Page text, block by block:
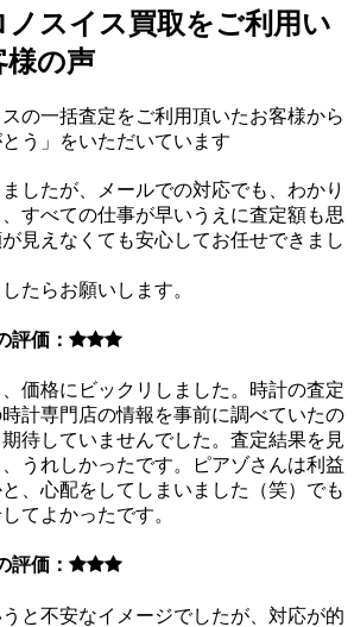
ノスイス買取をご利用い
様の声
の一括査定をご利用頂いたお客様から
う」をいただいています
したが、メールでの対応でも、わかり
すべての仕事が早いうえに査定額も思
見えなくても安心してお任せできまし
たらお願いします。
価：
価格にビックリしました。時計の査定
計専門店の情報を事前に調べていたの
待していませんでした。査定結果を見
うれしかったです。ピアゾさんは利益
、心配をしてしまいました（笑）でも
てよかったです。
価：
と不安なイメージでしたが、対応が的